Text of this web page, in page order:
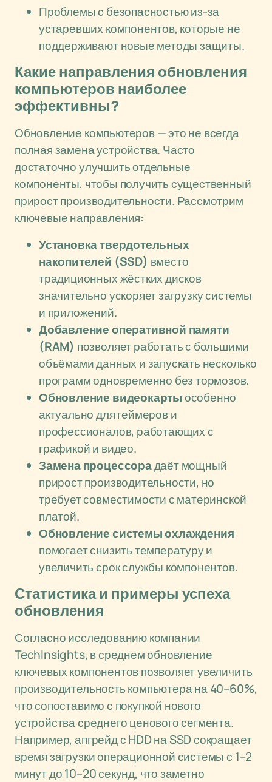
Проблемы с безопасностью из-за
устаревших компонентов, которые не
поддерживают новые методы защиты.
Какие направления обновления
компьютеров наиболее
эффективны?
Обновление компьютеров — это не всегда
полная замена устройства. Часто
достаточно улучшить отдельные
компоненты, чтобы получить существенный
прирост производительности. Рассмотрим
ключевые направления:
Установка твердотельных
накопителей (SSD) вместо
традиционных жёстких дисков
значительно ускоряет загрузку системы
и приложений.
Добавление оперативной памяти
(RAM) позволяет работать с большими
объёмами данных и запускать несколько
программ одновременно без тормозов.
Обновление видеокартыособенно
актуально для геймеров и
профессионалов, работающих с
графикой и видео.
Замена процессорадаёт мощный
прирост производительности, но
требует совместимости с материнской
платой.
Обновление системы охлаждения
помогает снизить температуру и
увеличить срок службы компонентов.
Статистика и примеры успеха
обновления
Согласно исследованию компании
TechInsights, в среднем обновление
ключевых компонентов позволяет увеличить
производительность компьютера на 40–60%,
что сопоставимо с покупкой нового
устройства среднего ценового сегмента.
Например, апгрейд с HDD на SSD сокращает
время загрузки операционной системы с 1–2
минут до 10–20 секунд, что заметно